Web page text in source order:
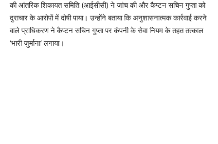
की आंतरिक शिकायत समिति (आईसीसी) ने जांच की और कैप्टन सचिन गुप्ता को
दुराचार के आरोपों में दोषी पाया। उन्होंने बताया कि अनुशासनात्मक कार्रवाई करने
वाले प्राधिकरण ने कैप्टन सचिन गुप्ता पर कंपनी के सेवा नियम के तहत तत्काल
‘भारी जुर्माना’ लगाया।